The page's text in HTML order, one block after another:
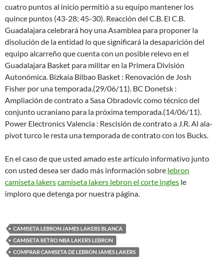
cuatro puntos al inicio permitió a su equipo mantener los
quince puntos (43-28; 45-30). Reacción del C.B. El C.B.
Guadalajara celebrará hoy una Asamblea para proponer la
disolución de la entidad lo que significará la desaparición del
equipo alcarreño que cuenta con un posible relevo en el
Guadalajara Basket para militar en la Primera División
Autonómica. Bizkaia Bilbao Basket : Renovación de Josh
Fisher por una temporada.(29/06/11). BC Donetsk :
Ampliación de contrato a Sasa Obradovic como técnico del
conjunto ucraniano para la próxima temporada.(14/06/11).
Power Electronics Valencia : Rescisión de contrato a J.R. Al ala-
pivot turco le resta una temporada de contrato con los Bucks.
En el caso de que usted amado este artículo informativo junto
con usted desea ser dado más información sobre lebron
camiseta lakerscamiseta lakers lebron el corte ingles le
imploro que detenga por nuestra página.
CAMISETA LEBRON JAMES LAKERS BLANCA
CAMISETA RETRO NBA LAKERS LEBRON
COMPRAR CAMISETA DE LEBRON JAMES LAKERS